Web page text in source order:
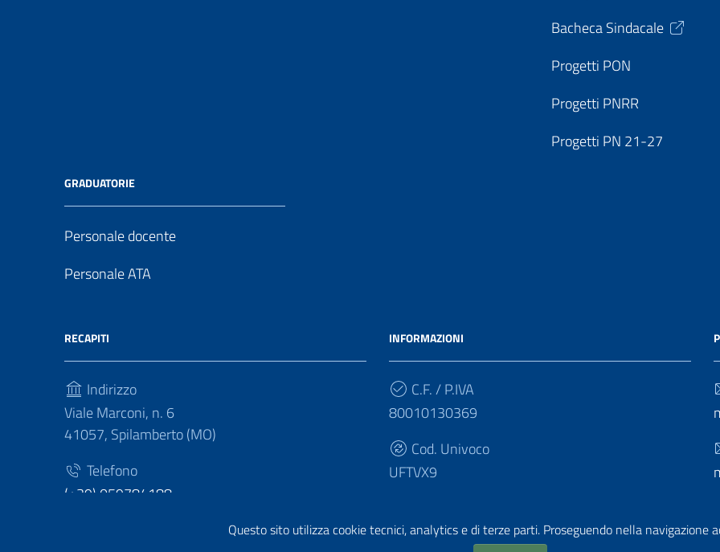
Questo sito utilizza cookie tecnici, analytics e di terze parti. Proseguendo nella navigazione
Bacheca Sindacale
Progetti PON
Progetti PNRR
Progetti PN 21-27
GRADUATORIE
Personale docente
Personale ATA
RECAPITI
Indirizzo
Viale Marconi, n. 6
41057, Spilamberto (MO)
Telefono
(+39) 059784188
INFORMAZIONI
C.F. / P.IVA
80010130369
Cod. Univoco
UFTVX9